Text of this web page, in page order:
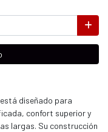
diseñado para
confort superior y
largas. Su construcción